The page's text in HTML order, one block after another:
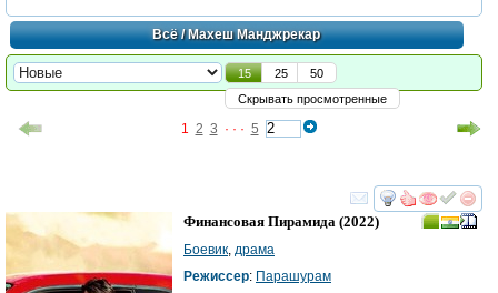
Всё/ Махеш Манджрекар
15 25
50
Скрывать просмотренные
1 2 3 · · · 5
смотреть
Финансовая Пирамида (2022)
Боевик драма
Режиссер: Парашурам